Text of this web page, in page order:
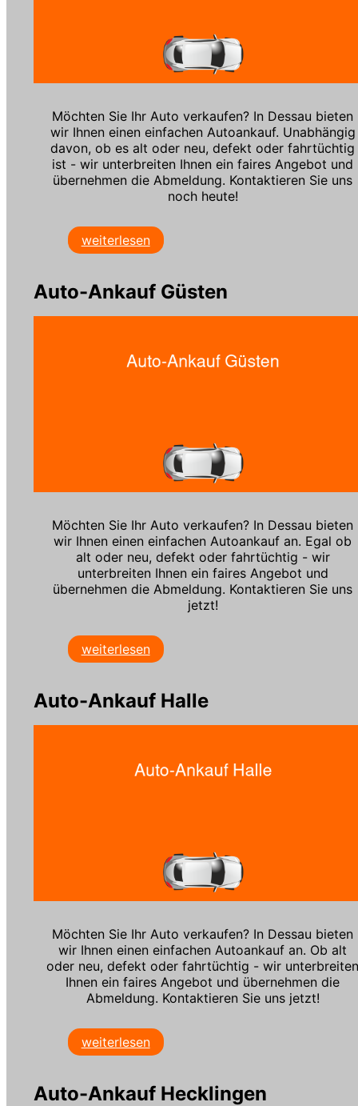
Möchten Sie Ihr Auto verkaufen? In Dessau bieten
wir Ihnen einen einfachen Autoankauf. Unabhängig
davon, ob es alt oder neu, defekt oder fahrtüchtig
ist - wir unterbreiten Ihnen ein faires Angebot und
übernehmen die Abmeldung. Kontaktieren Sie uns
noch heute!
weiterlesen
Auto-Ankauf Güsten
Möchten Sie Ihr Auto verkaufen? In Dessau bieten
wir Ihnen einen einfachen Autoankauf an. Egal ob
alt oder neu, defekt oder fahrtüchtig - wir
unterbreiten Ihnen ein faires Angebot und
übernehmen die Abmeldung. Kontaktieren Sie uns
jetzt!
weiterlesen
Auto-Ankauf Halle
Möchten Sie Ihr Auto verkaufen? In Dessau bieten
wir Ihnen einen einfachen Autoankauf an. Ob alt
oder neu, defekt oder fahrtüchtig - wir
Ihnen ein faires Angebot und übernehmen die
Abmeldung. Kontaktieren Sie uns jetzt!
weiterlesen
Auto-Ankauf Hecklingen